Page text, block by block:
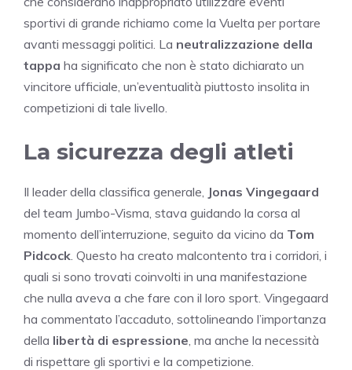
sportivi di grande richiamo come la Vuelta per portare
avanti messaggi politici. La neutralizzazione della
tappa ha significato che non è stato dichiarato un
vincitore ufficiale, un’eventualità piuttosto insolita in
competizioni di tale livello.
La sicurezza degli atleti
Il leader della classifica generale, Jonas Vingegaard
del team Jumbo-Visma, stava guidando la corsa al
momento dell’interruzione, seguito da vicino da Tom
Pidcock . Questo ha creato malcontento tra i corridori, i
quali si sono trovati coinvolti in una manifestazione
che nulla aveva a che fare con il loro sport. Vingegaard
ha commentato l’accaduto, sottolineando l’importanza
della libertà di espressione , ma anche la necessità
di rispettare gli sportivi e la competizione.